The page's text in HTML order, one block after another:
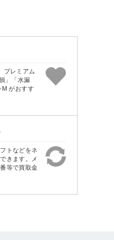
プレミアム
」「水漏
がおすす
トなどをネ
きます。メ
等で買取金